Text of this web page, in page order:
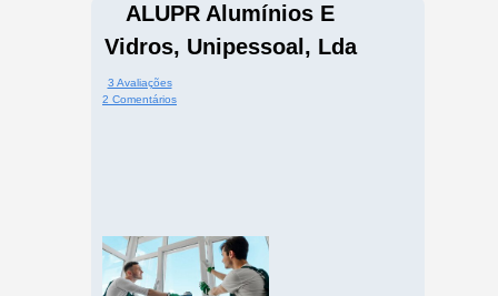
ALUPR Alumínios E
Vidros, Unipessoal, Lda
3 Avaliações
2 Comentários